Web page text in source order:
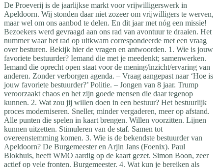
De Proeverij is de jaarlijkse markt voor vrijwilligerswerk in
Apeldoorn. Wij stonden daar niet zozeer om vrijwilligers te werven,
maar wel om ons aanbod te delen. En dit jaar met nóg een missie!
Bezoekers werd gevraagd aan ons rad van avontuur te draaien. Het
nummer waar het rad op uitkwam correspondeerde met een vraag
over besturen. Bekijk hier de vragen en antwoorden. 1. Wie is jouw
favoriete bestuurder? Iemand die met je meedenkt; samenwerken.
Iemand die oprecht open staat voor de mening/inzicht/ervaring van
anderen. Zonder verborgen agenda. – Vraag aangepast naar ‘Hoe is
jouw favoriete bestuurder?’ Politie. – Jongen van 8 jaar. Trump
veroorzaakt chaos en het zijn goede mensen die daar tegenop
kunnen. 2. Wat zou jij willen doen in een bestuur? Het bestuurlijk
proces moderniseren. Sneller, minder vergaderen, meer op afstand.
Alle punten die spelen in kaart brengen. Willen voorzitten. Lijnen
kunnen uitzetten. Stimuleren van de staf. Samen tot
overeenstemming komen. 3. Wie is de bekendste bestuurder van
Apeldoorn? De Burgemeester en Arjin Jans (Foenix). Paul
Blokhuis, heeft WMO aardig op de kaart gezet. Simon Boon, zeer
actief op vele fronten. Burgemeester. 4. Wat kun je bereiken als